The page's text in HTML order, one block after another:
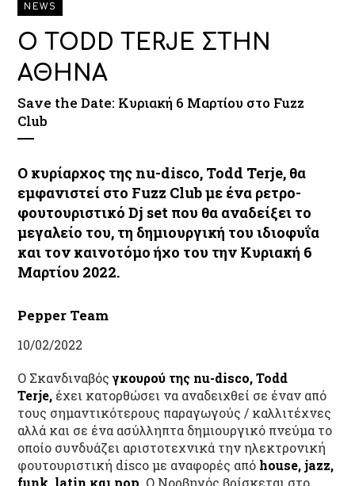
NEWS
O TODD TERJE ΣΤΗΝ
ΑΘΗΝΑ
Save the Date: Κυριακή 6 Μαρτίου στο Fuzz
Club
Ο κυρίαρχος της nu-disco, Todd Terje, θα
εμφανιστεί στο Fuzz Club με ένα ρετρο-
φουτουριστικό Dj set που θα αναδείξει το
μεγαλείο του, τη δημιουργική του ιδιοφυΐα
και τον καινοτόμο ήχο του την Κυριακή 6
Μαρτίου 2022.
Pepper Team
10/02/2022
Ο Σκανδιναβόςγκουρού της nu-disco, Todd
Terje, έχει κατορθώσει να αναδειχθεί σε έναν από
τους σημαντικότερους παραγωγούς / καλλιτέχνες
αλλά και σε ένα ασύλληπτα δημιουργικό πνεύμα το
οποίο συνδυάζει αριστοτεχνικά την ηλεκτρονική
φουτουριστική disco με αναφορές από house, jazz,
funk, latin και pop. Ο Νορβηγός βρίσκεται στο